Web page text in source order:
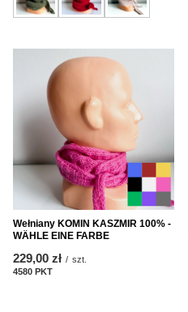
Wełniany KOMIN KASZMIR 100% -
WÄHLE EINE FARBE
229,00 zł / szt.
4580 PKT